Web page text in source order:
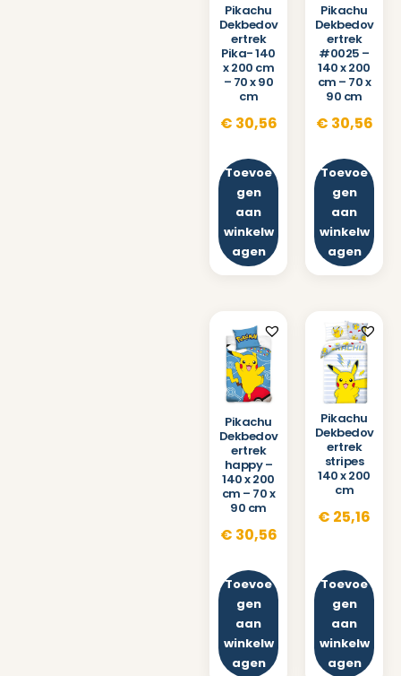
Pikachu
Dekbedov
ertrek
Pika- 140
x 200 cm
– 70 x 90
cm
€ 30,56
Toevoe
gen
aan
winkelw
agen
Pikachu
Dekbedov
ertrek
#0025 –
140 x 200
cm – 70 x
90 cm
€ 30,56
Toevoe
gen
aan
winkelw
agen
Pikachu
Dekbedov
ertrek
happy –
140 x 200
cm – 70 x
90 cm
€ 30,56
Toevoe
gen
aan
winkelw
agen
Pikachu
Dekbedov
ertrek
stripes
140 x 200
cm
€ 25,16
Toevoe
gen
aan
winkelw
agen